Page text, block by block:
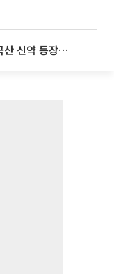
‘레켐비’ 독주 치매 치료제 시장…국산 신약 등장하나